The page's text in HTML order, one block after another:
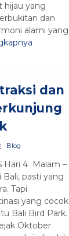
hijau yang
dan
alami yang
dan
Blog
Hari 4 Malam –
Bali, pasti yang
Tapi
yang cocok
Bali Bird Park.
Oktober